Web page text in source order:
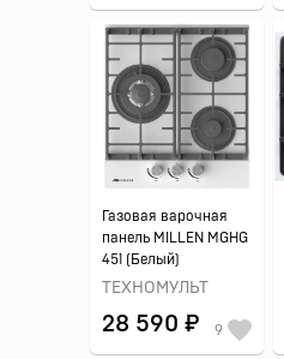
Газовая варочная
панель MILLEN MGHG
451 (Белый)
ТЕХНОМУЛЬТ
28 590 ₽ 9